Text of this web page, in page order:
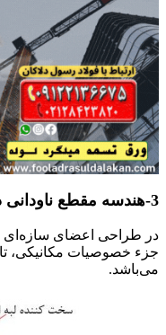
3-هندسه مقطع ناودانی در تعیین ظرفیت باربری
در طراحی اعضای سازه‌ای
می‌باشد.